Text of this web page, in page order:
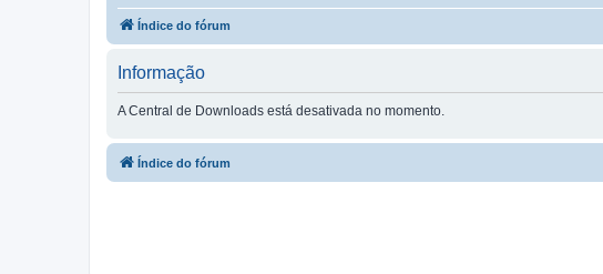
Índice do fórum
Informação
A Central de Downloads está desativada no momento.
Índice do fórum